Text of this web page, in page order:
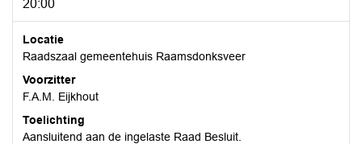
20:00
Locatie
Raadszaal gemeentehuis Raamsdonksveer
Voorzitter
F.A.M. Eijkhout
Toelichting
Aansluitend aan de ingelaste Raad Besluit.